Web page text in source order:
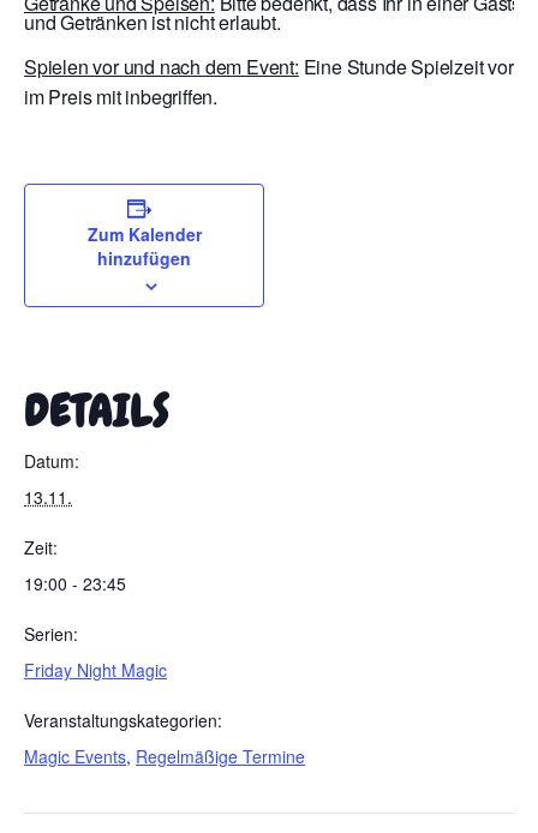
und Getränken ist nicht erlaubt.
Spielen vor und nach dem Event: Eine Stunde Spielzeit vor
im Preis mit inbegriffen.
Zum Kalender
hinzufügen
DETAILS
Datum:
13.11.
Zeit:
19:00 - 23:45
Serien:
Friday Night Magic
Veranstaltungskategorien:
Magic Events, Regelmäßige Termine